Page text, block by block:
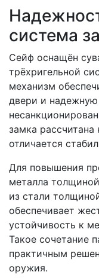
система
Сейф оснащён
трёхригельной
механизм
двери и
замка рассчитана
отличается
Для повышения
металла толщиной
из стали
обеспечивает
устойчивость к
Такое сочетание
практичным
оружия.